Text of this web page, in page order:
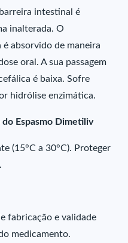
intestinal é
inalterada. O
absorvido de maneira
oral. A sua passagem
é baixa. Sofre
hidrólise enzimática.
Espasmo Dimetiliv
(15°C a 30°C). Proteger
fabricação e validade
medicamento.